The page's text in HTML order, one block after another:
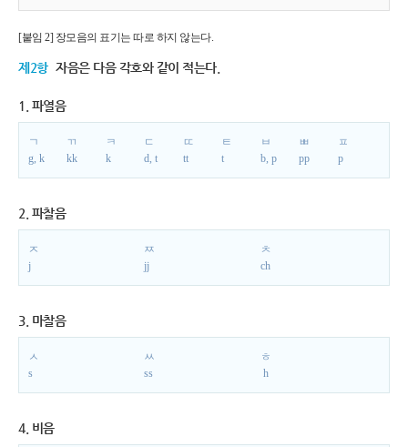
[붙임 2] 장모음의 표기는 따로 하지 않는다.
제2항 자음은 다음 각호와 같이 적는다.
1. 파열음
ㄱ
g, k
ㄲ
kk
ㅋ
k
ㄷ
d, t
ㄸ
tt
ㅌ
t
ㅂ
b, p
ㅃ
pp
ㅍ
p
2. 파찰음
ㅈ
j
ㅉ
jj
ㅊ
ch
3. 마찰음
ㅅ
s
ㅆ
ss
ㅎ
h
4. 비음